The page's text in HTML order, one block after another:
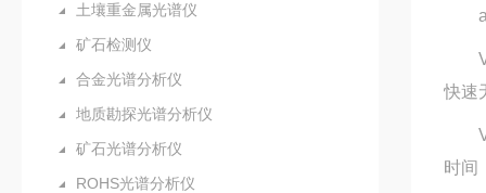
土壤重金属光谱仪
矿石检测仪
合金光谱分析仪
地质勘探光谱分析仪
矿石光谱分析仪
ROHS光谱分析仪
快速
时间